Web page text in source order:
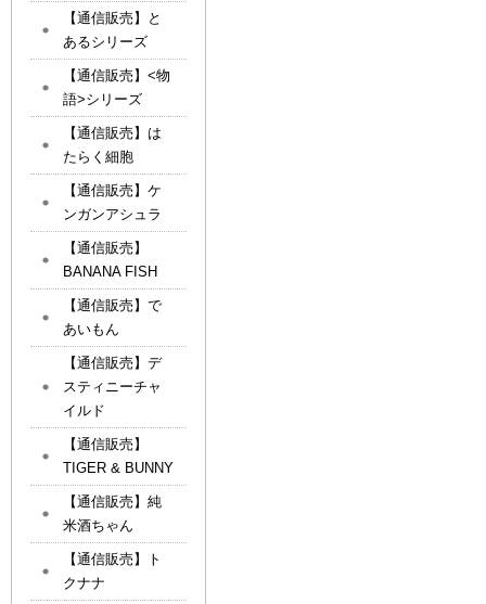
【通信販売】と
あるシリーズ
【通信販売】<物
語>シリーズ
【通信販売】は
たらく細胞
【通信販売】ケ
ンガンアシュラ
【通信販売】
BANANA FISH
【通信販売】で
あいもん
【通信販売】デ
スティニーチャ
イルド
【通信販売】
TIGER & BUNNY
【通信販売】純
米酒ちゃん
【通信販売】ト
クナナ